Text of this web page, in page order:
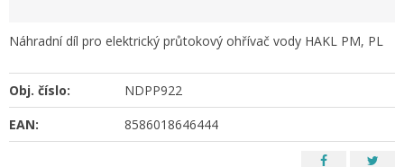
Náhradní díl pro elektrický průtokový ohřívač vody HAKL PM, PL
Obj. číslo:
NDPP922
EAN:
8586018646444